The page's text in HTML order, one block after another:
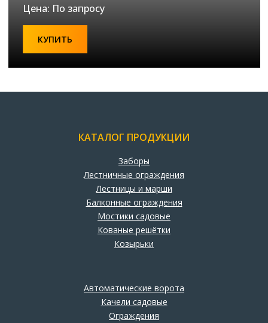
Цена: По запросу
КУПИТЬ
КАТАЛОГ ПРОДУКЦИИ
Заборы
Лестничные ограждения
Лестницы и марши
Балконные ограждения
Мостики садовые
Кованые решётки
Козырьки
Автоматические ворота
Качели садовые
Ограждения